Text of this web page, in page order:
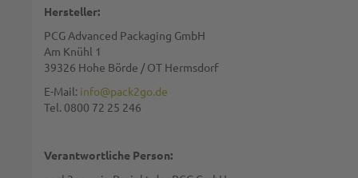
Zusammenfassung:
Hersteller:
PCG Advanced Packaging GmbH
Am Knühl 1
39326 Hohe Börde / OT Hermsdorf
E-Mail: info@pack2go.de
Tel. 0800 72 25 246
Verantwortliche Person: